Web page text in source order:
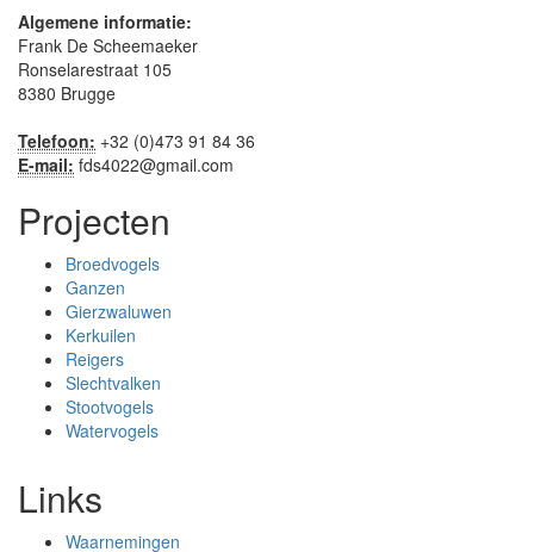
Algemene informatie:
Frank De Scheemaeker
Ronselarestraat 105
8380 Brugge
Telefoon: +32 (0)473 91 84 36
E-mail: fds4022@gmail.com
Projecten
Broedvogels
Ganzen
Gierzwaluwen
Kerkuilen
Reigers
Slechtvalken
Stootvogels
Watervogels
Links
Waarnemingen